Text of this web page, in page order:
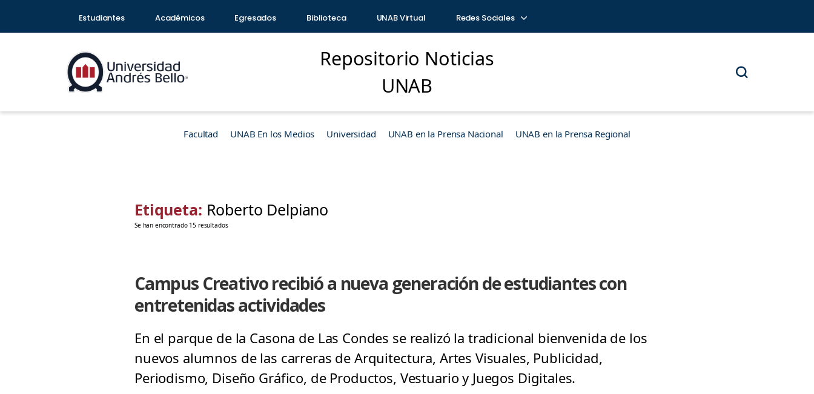
Estudiantes Académicos Egresados Biblioteca UNAB Virtual Redes Sociales
Repositorio Noticias
UNAB
Facultad UNAB En los Medios Universidad UNAB en la Prensa Nacional UNAB en la Prensa Regional
Etiqueta: Roberto Delpiano
Se han encontrado 15 resultados
Campus Creativo recibió a nueva generación de estudiantes con
entretenidas actividades
En el parque de la Casona de Las Condes se realizó la tradicional bienvenida de los
nuevos alumnos de las carreras de Arquitectura, Artes Visuales, Publicidad,
Periodismo, Diseño Gráfico, de Productos, Vestuario y Juegos Digitales.